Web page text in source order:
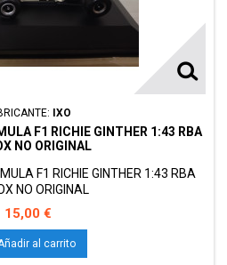
IXO
F1 RICHIE GINTHER 1:43 RBA
NO ORIGINAL
F1 RICHIE GINTHER 1:43 RBA
NO ORIGINAL
15,00 €
al carrito